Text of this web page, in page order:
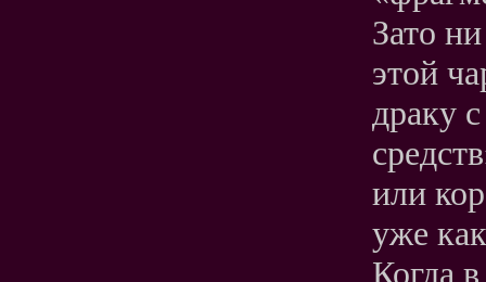
Зато
этой
драку
или
уже
Когда